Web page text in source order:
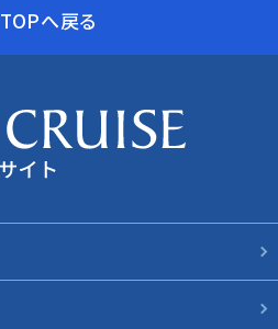
TOPへ戻る